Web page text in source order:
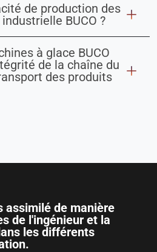
de production des
BUCO ?
à glace BUCO
de la chaîne du
des produits
assimilé de manière
de l'ingénieur et la
les différents